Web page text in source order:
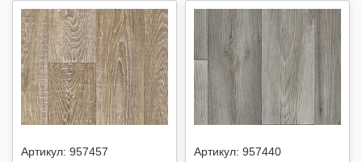
Артикул: 957457 Артикул: 957440